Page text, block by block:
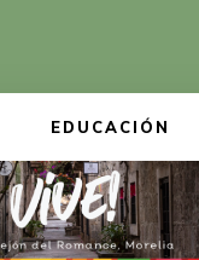
EDUCACIÓN